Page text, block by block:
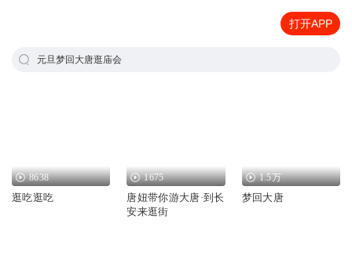
打开APP
元旦梦回大唐逛庙会
8638
逛吃逛吃
1675
唐妞带你游大唐·到长
安来逛街
1.5万
梦回大唐